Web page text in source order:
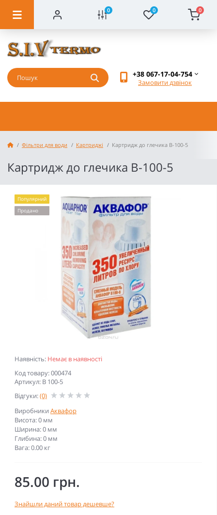
0 0 0
+38 067-17-04-754
Замовити дзвінок
Фільтри для води Картриджі Картридж до глечика В-100-5
Картридж до глечика В-100-5
Наявність: Немає в наявності
Код товару: 000474
Артикул: В 100-5
Відгуки:(0)
Виробники Аквафор
Висота: 0 мм
Ширина: 0 мм
Глибина: 0 мм
Вага: 0.00 кг
Популярний
Продано
85.00 грн.
Знайшли даний товар дешевше?